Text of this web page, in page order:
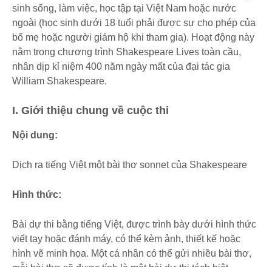
sinh sống, làm việc, học tập tại Việt Nam hoặc nước
ngoài (học sinh dưới 18 tuổi phải được sự cho phép của
bố mẹ hoặc người giám hộ khi tham gia). Hoạt động này
nằm trong chương trình Shakespeare Lives toàn cầu,
nhân dịp kỉ niệm 400 năm ngày mất của đại tác gia
William Shakespeare.
I. Giới thiệu chung về cuộc thi
Nội dung:
Dịch ra tiếng Việt một bài thơ sonnet của Shakespeare
Hình thức:
Bài dự thi bằng tiếng Việt, được trình bày dưới hình thức
viết tay hoặc đánh máy, có thể kèm ảnh, thiết kế hoặc
hình vẽ minh họa. Một cá nhân có thể gửi nhiều bài thơ,